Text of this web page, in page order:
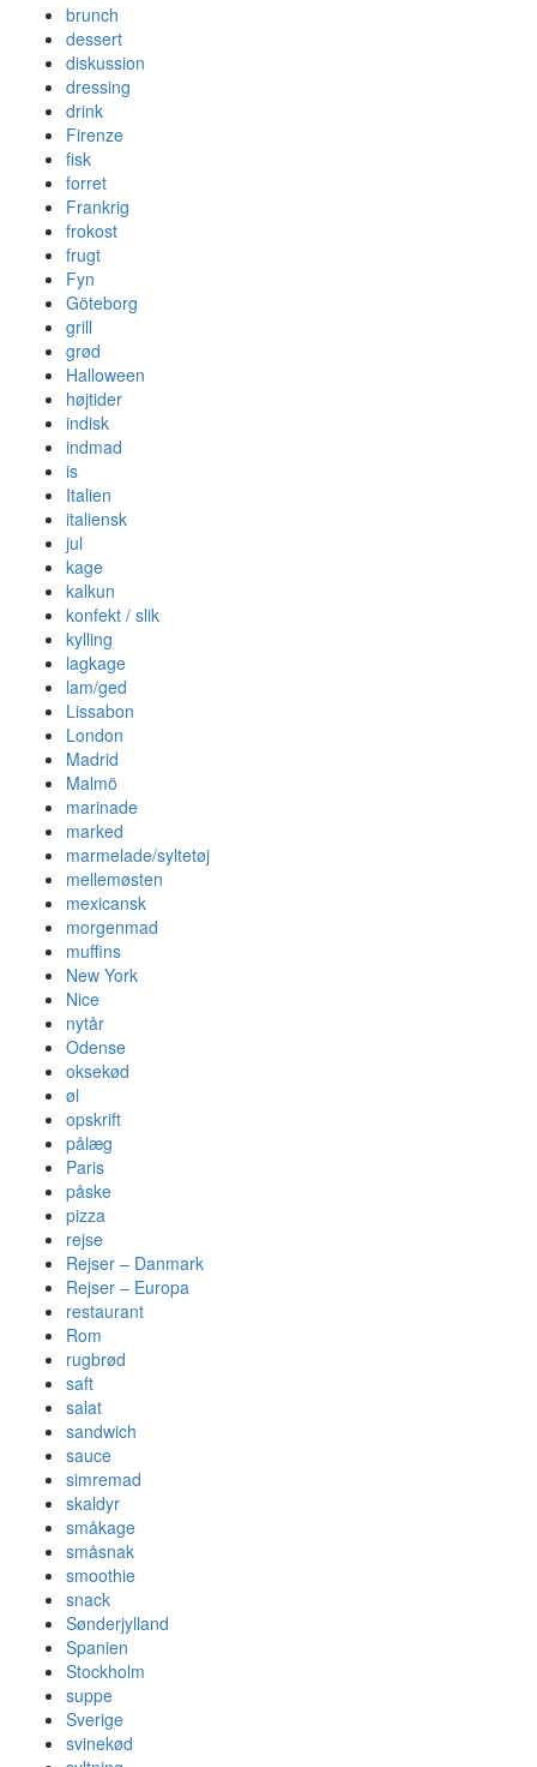
brunch
dessert
diskussion
dressing
drink
Firenze
fisk
forret
Frankrig
frokost
frugt
Fyn
Göteborg
grill
grød
Halloween
højtider
indisk
indmad
is
Italien
italiensk
jul
kage
kalkun
konfekt / slik
kylling
lagkage
lam/ged
Lissabon
London
Madrid
Malmö
marinade
marked
marmelade/syltetøj
mellemøsten
mexicansk
morgenmad
muffins
New York
Nice
nytår
Odense
oksekød
øl
opskrift
pålæg
Paris
påske
pizza
rejse
Rejser – Danmark
Rejser – Europa
restaurant
Rom
rugbrød
saft
salat
sandwich
sauce
simremad
skaldyr
småkage
småsnak
smoothie
snack
Sønderjylland
Spanien
Stockholm
suppe
Sverige
svinekød